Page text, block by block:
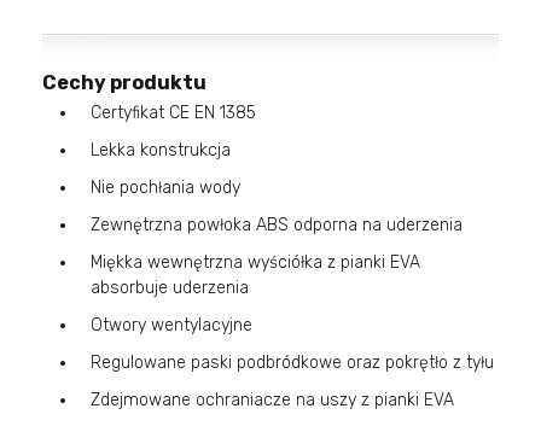
Cechy produktu
Certyfikat CE EN 1385
Lekka konstrukcja
Nie pochłania wody
Zewnętrzna powłoka ABS odporna na uderzenia
Miękka wewnętrzna wyściółka z pianki EVA
absorbuje uderzenia
Otwory wentylacyjne
Regulowane paski podbródkowe oraz pokrętło z tyłu
Zdejmowane ochraniacze na uszy z pianki EVA